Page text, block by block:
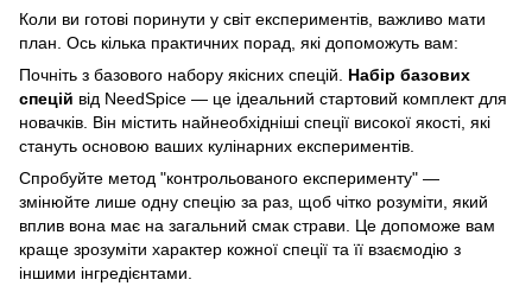
Коли ви готові поринути у світ експериментів, важливо мати
план. Ось кілька практичних порад, які допоможуть вам:
Почніть з базового набору якісних спецій. Набір базових
спецій від NeedSpice — це ідеальний стартовий комплект для
новачків. Він містить найнеобхідніші спеції високої якості, які
стануть основою ваших кулінарних експериментів.
Спробуйте метод "контрольованого експерименту" —
змінюйте лише одну спецію за раз, щоб чітко розуміти, який
вплив вона має на загальний смак страви. Це допоможе вам
краще зрозуміти характер кожної спеції та її взаємодію з
іншими інгредієнтами.